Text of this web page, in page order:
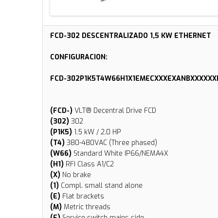
FCD-302 DESCENTRALIZADO 1,5 KW ETHERNET
CONFIGURACION:
FCD-
(FCD-) VLT® Decentral Drive FCD
(302) 302
(P1K5) 1.5 kW / 2.0 HP
(T4) 380-480VAC (Three phased)
(W66) Standard White IP66/NEMA4X
(H1) RFI Class A1/C2
(X) No brake
(1) Compl. small stand alone
(E) Flat brackets
(M) Metric threads